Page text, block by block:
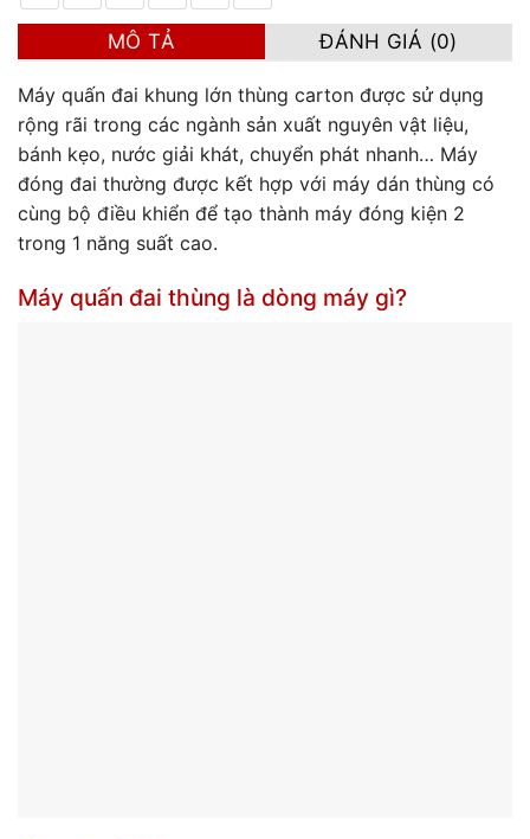
MÔ TẢ ĐÁNH GIÁ (0)
Máy quấn đai khung lớn thùng carton được sử dụng
rộng rãi trong các ngành sản xuất nguyên vật liệu,
bánh kẹo, nước giải khát, chuyển phát nhanh… Máy
đóng đai thường được kết hợp với máy dán thùng có
cùng bộ điều khiển để tạo thành máy đóng kiện 2
trong 1 năng suất cao.
Máy quấn đai thùng là dòng máy gì?